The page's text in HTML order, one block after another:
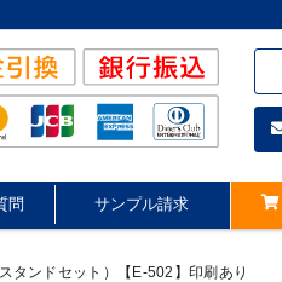
問 サンプル請求
タンドセット）【E-502】印刷あり